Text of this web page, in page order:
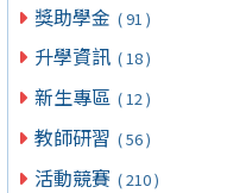
獎助學金 ( 91 )
升學資訊 ( 18 )
新生專區 ( 12 )
教師研習 ( 56 )
活動競賽 ( 210 )